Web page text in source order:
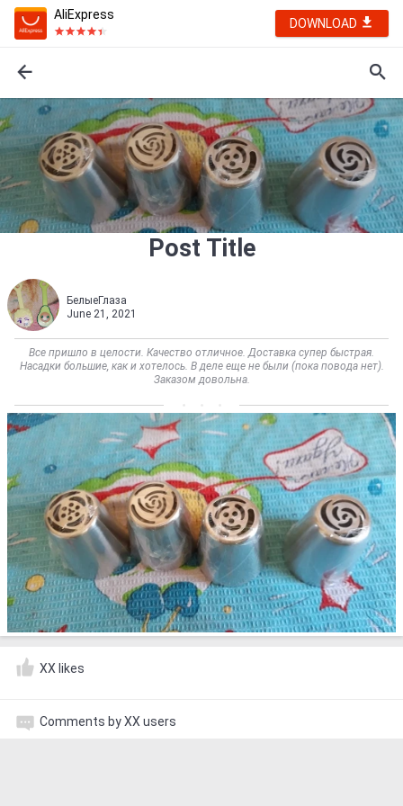
AliExpress
DOWNLOAD
Post Title
БелыеГлаза
June 21, 2021
Все пришло в целости. Качество отличное. Доставка супер быстрая.
Насадки большие, как и хотелось. В деле еще не были (пока повода нет).
Заказом довольна.
XX likes
Comments by XX users